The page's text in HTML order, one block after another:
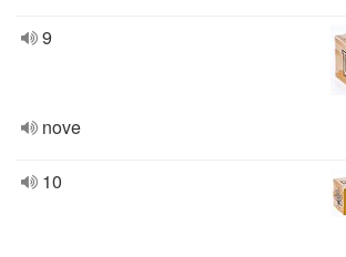
9
nove
10